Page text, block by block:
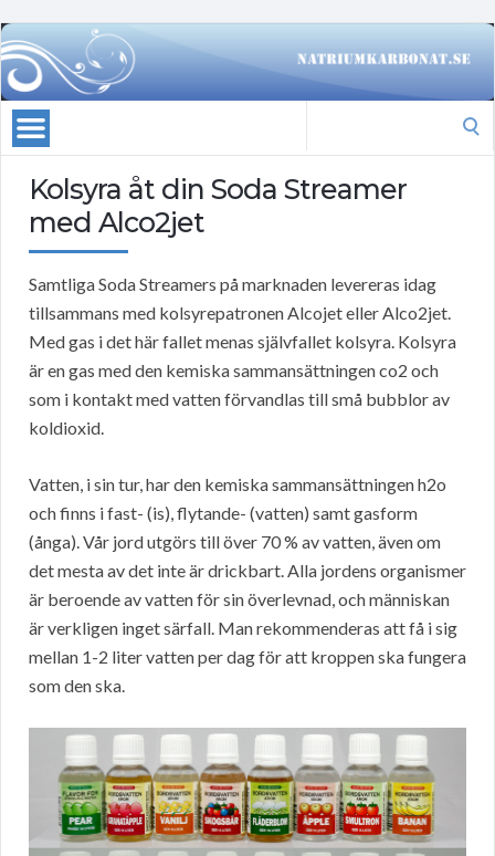
Kolsyra åt din Soda Streamer
med Alco2jet
Samtliga Soda Streamers på marknaden levereras idag
tillsammans med kolsyrepatronen Alcojet eller Alco2jet.
Med gas i det här fallet menas självfallet kolsyra. Kolsyra
är en gas med den kemiska sammansättningen co2 och
som i kontakt med vatten förvandlas till små bubblor av
koldioxid.
Vatten, i sin tur, har den kemiska sammansättningen h2o
och finns i fast- (is), flytande- (vatten) samt gasform
(ånga). Vår jord utgörs till över 70 % av vatten, även om
det mesta av det inte är drickbart. Alla jordens organismer
är beroende av vatten för sin överlevnad, och människan
är verkligen inget särfall. Man rekommenderas att få i sig
mellan 1-2 liter vatten per dag för att kroppen ska fungera
som den ska.